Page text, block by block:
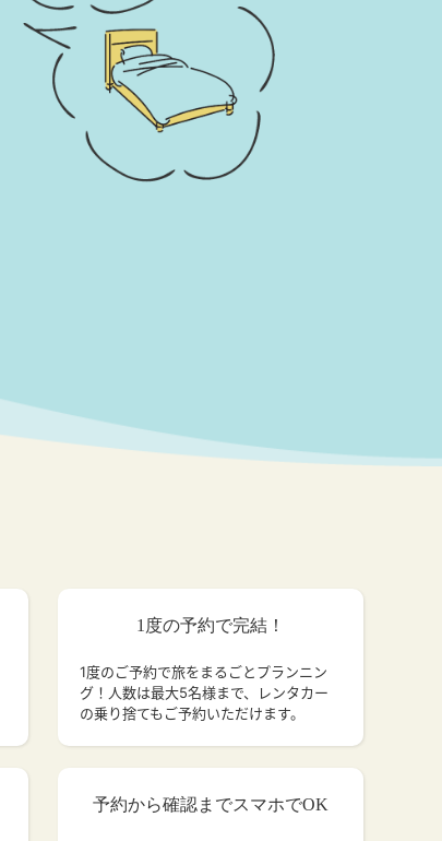
1度の予約で完結！
1度のご予約で旅をまるごとプランニン
グ！人数は最大5名様まで、レンタカー
の乗り捨てもご予約いただけます。
予約から確認までスマホでOK